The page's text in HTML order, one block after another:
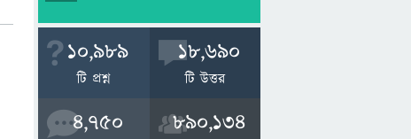
10,989
টি প্রশ্ন
18,690
টি উত্তর
4,750 890,134